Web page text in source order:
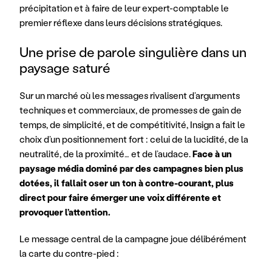
précipitation et à faire de leur expert-comptable le
premier réflexe dans leurs décisions stratégiques.
Une prise de parole singulière dans un
paysage saturé
Sur un marché où les messages rivalisent d’arguments
techniques et commerciaux, de promesses de gain de
temps, de simplicité, et de compétitivité, Insign a fait le
choix d’un positionnement fort : celui de la lucidité, de la
neutralité, de la proximité… et de l’audace. Face à un
paysage média dominé par des campagnes bien plus
dotées, il fallait oser un ton à contre-courant, plus
direct pour faire émerger une voix différente et
provoquer l’attention.
Le message central de la campagne joue délibérément
la carte du contre-pied :